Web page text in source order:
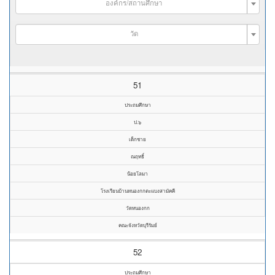
องค์กร/สถานศึกษา
วัด
51
ประถมศึกษา
ป.๖
เด็กชาย
ณฤทธิ์
น้อยโลมา
โรงเรียนบ้านหนองกกตะแบงสามัคคี
วัดหนองกก
คณะจังหวัดบุรีรัมย์
52
ประถมศึกษา